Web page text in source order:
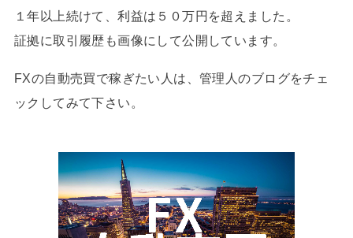
１年以上続けて、利益は５０万円を超えました。
証拠に取引履歴も画像にして公開しています。
FXの自動売買で稼ぎたい人は、管理人のブログをチェ
ックしてみて下さい。